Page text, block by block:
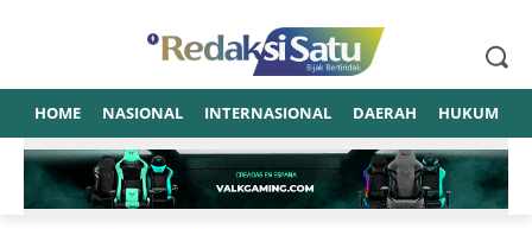
HOME NASIONAL INTERNASIONAL DAERAH HUKUM